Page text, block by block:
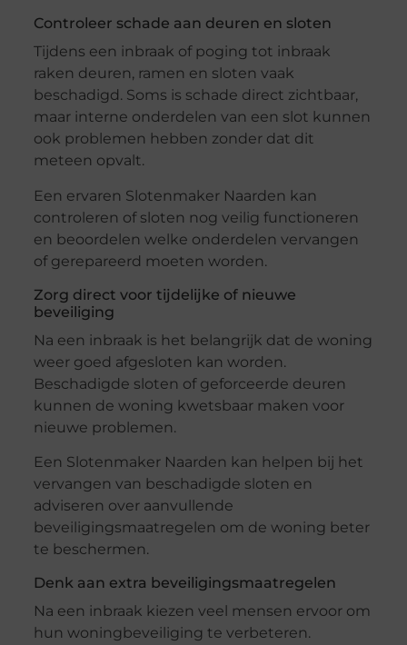
Controleer schade aan deuren en sloten
Tijdens een inbraak of poging tot inbraak
raken deuren, ramen en sloten vaak
beschadigd. Soms is schade direct zichtbaar,
maar interne onderdelen van een slot kunnen
ook problemen hebben zonder dat dit
meteen opvalt.
Een ervaren Slotenmaker Naarden kan
controleren of sloten nog veilig functioneren
en beoordelen welke onderdelen vervangen
of gerepareerd moeten worden.
Zorg direct voor tijdelijke of nieuwe
beveiliging
Na een inbraak is het belangrijk dat de woning
weer goed afgesloten kan worden.
Beschadigde sloten of geforceerde deuren
kunnen de woning kwetsbaar maken voor
nieuwe problemen.
Een Slotenmaker Naarden kan helpen bij het
vervangen van beschadigde sloten en
adviseren over aanvullende
beveiligingsmaatregelen om de woning beter
te beschermen.
Denk aan extra beveiligingsmaatregelen
Na een inbraak kiezen veel mensen ervoor om
hun woningbeveiliging te verbeteren.